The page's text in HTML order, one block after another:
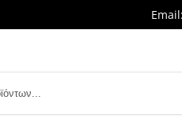
Email: